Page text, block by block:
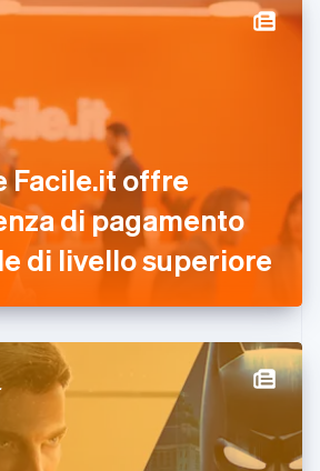
Facile.it offre
di pagamento
di livello superiore